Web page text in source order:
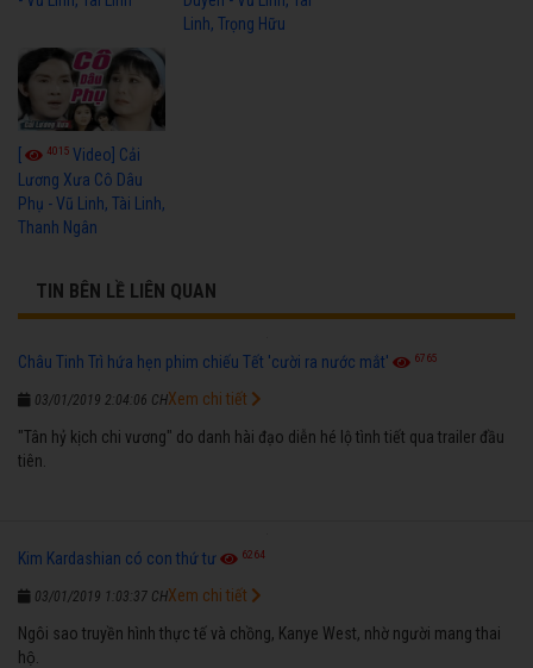
Linh, Trọng Hữu
[ 4015 Video] Cải
Lương Xưa Cô Dâu
Phụ - Vũ Linh, Tài Linh,
Thanh Ngân
TIN BÊN LỀ LIÊN QUAN
Châu Tinh Trì hứa hẹn phim chiếu Tết 'cười ra nước mắt' 6765
03/01/2019 2:04:06 CH
"Tân hỷ kịch chi vương" do danh hài đạo diễn hé lộ tình tiết qua trailer đầu
tiên.
Xem chi tiết
Kim Kardashian có con thứ tư 6264
03/01/2019 1:03:37 CH
Ngôi sao truyền hình thực tế và chồng, Kanye West, nhờ người mang thai
hộ.
Xem chi tiết